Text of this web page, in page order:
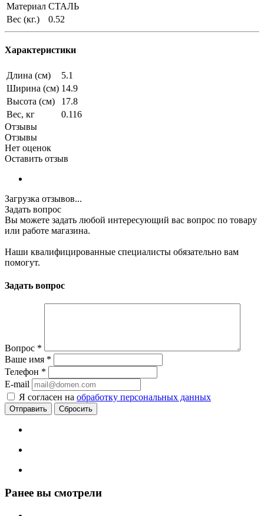
Материал СТАЛЬ
Вес (кг.)
0.52
Характеристики
Длина (см)
5.1
Ширина (см) 14.9
Высота (см)
17.8
Вес, кг
0.116
Отзывы
Отзывы
Нет оценок
Оставить отзыв
Загрузка отзывов...
Задать вопрос
Вы можете задать любой интересующий вас вопрос по товару
или работе магазина.
Наши квалифицированные специалисты обязательно вам
помогут.
Задать вопрос
Вопрос *
Ваше имя *
Телефон *
E-mail
Я согласен на обработку персональных данных
Сбросить
Ранее вы смотрели